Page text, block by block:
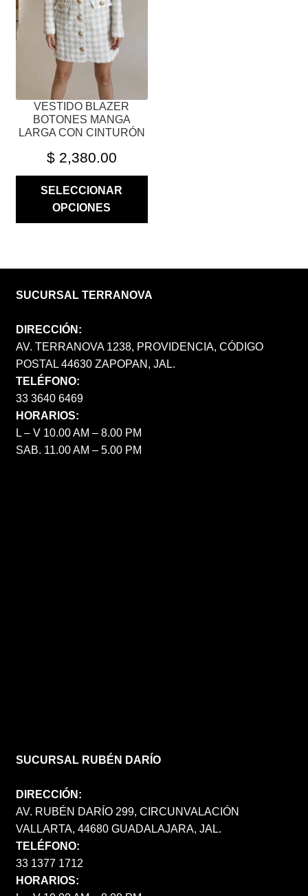
VESTIDO BLAZER
BOTONES MANGA
LARGA CON CINTURÓN
$2,380.00
SELECCIONAR
OPCIONES
SE
PUEDEN
ELEGIR
PÁGINA
PRODUCTO
SUCURSAL TERRANOVA
DIRECCIÓN:
AV. TERRANOVA 1238, PROVIDENCIA, CÓDIGO
POSTAL 44630 ZAPOPAN, JAL.
TELÉFONO:
33 3640 6469
HORARIOS:
L – V 10.00 AM – 8.00 PM
SAB. 11.00 AM – 5.00 PM
SUCURSAL RUBÉN DARÍO
DIRECCIÓN:
AV. RUBÉN DARÍO 299, CIRCUNVALACIÓN
VALLARTA, 44680 GUADALAJARA, JAL.
TELÉFONO:
33 1377 1712
HORARIOS: